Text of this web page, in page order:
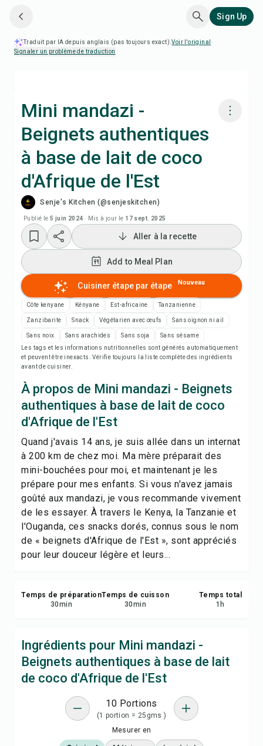
Sign Up
Traduit par IA depuis anglais (pas toujours exact).Voir l'original ·
Signaler un problème de traduction
Mini mandazi -
Beignets authentiques
à base de lait de coco
d'Afrique de l'Est
Senje's Kitchen (@senjeskitchen)
Publié le 5 juin 2024 · Mis à jour le 17 sept. 2025
Cuisiner avec Chefadora AI
Add to Shopping List
Notes de recette
Imprimer la recette
Enregistrer
Signaler
Aller à la recette
Add to Meal Plan
Cuisiner étape par étape Nouveau
Côte kenyane Kényane Est-africaine Tanzanienne
Zanzibarite Snack Végétarien avec œufs Sans oignon ni ail
Sans noix Sans arachides Sans soja
Sans sésame
Les tags et les informations nutritionnelles sont générés automatiquement
et peuvent être inexacts. Vérifie toujours la liste complète des ingrédients
avant de cuisiner.
À propos de Mini mandazi - Beignets
authentiques à base de lait de coco
d'Afrique de l'Est
Quand j'avais 14 ans, je suis allée dans un internat
à 200 km de chez moi. Ma mère préparait des
mini-bouchées pour moi, et maintenant je les
prépare pour mes enfants. Si vous n'avez jamais
goûté aux mandazi, je vous recommande vivement
de les essayer. À travers le Kenya, la Tanzanie et
l'Ouganda, ces snacks dorés, connus sous le nom
de « beignets d'Afrique de l'Est », sont appréciés
pour leur douceur légère et leurs...
Temps de préparation
30min
Temps de cuisson
30min
Temps total
1 h
Ingrédients pour Mini mandazi -
Beignets authentiques à base de lait
de coco d'Afrique de l'Est
10 Portions
(1 portion = 25gms )
Mesurer en